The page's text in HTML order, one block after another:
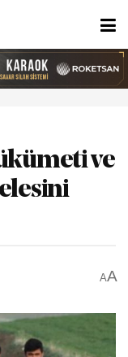
ve
AA